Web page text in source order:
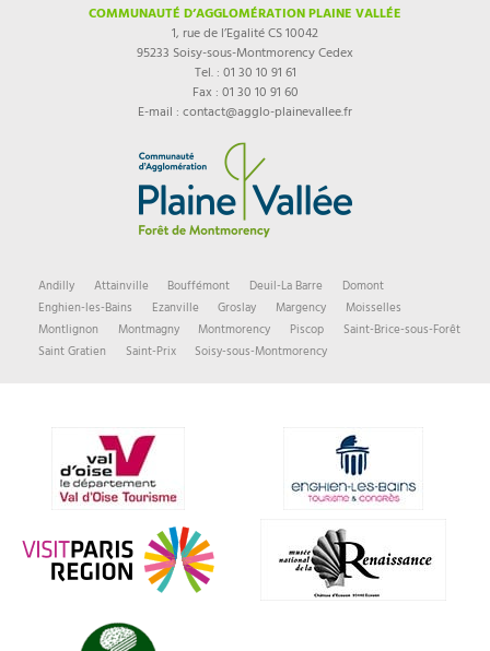
COMMUNAUTÉ D’AGGLOMÉRATION PLAINE VALLÉE
1, rue de l’Egalité CS 10042
95233 Soisy-sous-Montmorency Cedex
Tel. : 01 30 10 91 61
Fax : 01 30 10 91 60
E-mail : contact@agglo-plainevallee.fr
Andilly Attainville Bouffémont Deuil-La Barre
Domont
Enghien-les-Bains
Ezanville Groslay Margency
Moisselles
Montlignon
Montmagny Montmorency Piscop
Saint-Brice-sous-Forêt
Saint Gratien
Saint-Prix Soisy-sous-Montmorency